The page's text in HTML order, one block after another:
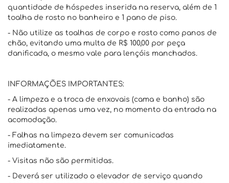
quantidade de hóspedes inserida na reserva, além de 1
toalha de rosto no banheiro e 1 pano de piso.
- Não utilize as toalhas de corpo e rosto como panos de
chão, evitando uma multa de R$ 100,00 por peça
danificada, o mesmo vale para lençóis manchados.
INFORMAÇÕES IMPORTANTES:
- A limpeza e a troca de enxovais (cama e banho) são
realizadas apenas uma vez, no momento da entrada na
acomodação.
- Falhas na limpeza devem ser comunicadas
imediatamente.
- Visitas não são permitidas.
- Deverá ser utilizado o elevador de serviço quando